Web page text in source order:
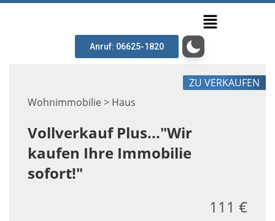
Anruf: 06625-1820
Wohnimmobilie > Haus
ZU VERKAUFEN
Vollverkauf Plus..."Wir
kaufen Ihre Immobilie
sofort!"
111 €